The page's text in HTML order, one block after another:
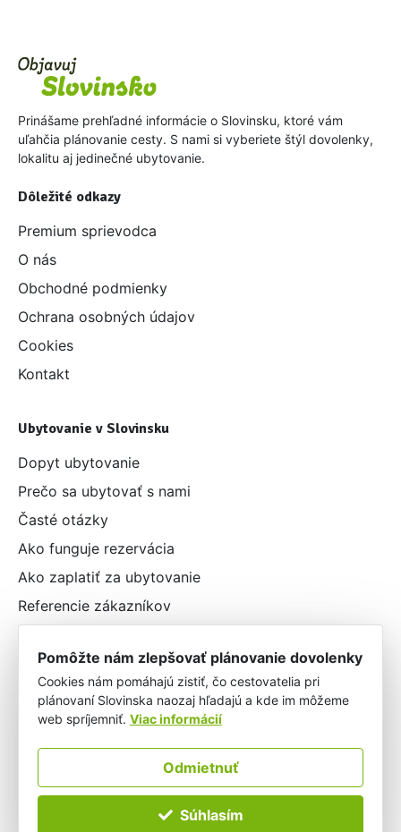
Prinášame prehľadné informácie o Slovinsku, ktoré vám
uľahčia plánovanie cesty. S nami si vyberiete štýl dovolenky,
lokalitu aj jedinečné ubytovanie.
Dôležité odkazy
Premium sprievodca
O nás
Obchodné podmienky
Ochrana osobných údajov
Cookies
Kontakt
Ubytovanie v Slovinsku
Dopyt ubytovanie
Prečo sa ubytovať s nami
Časté otázky
Ako funguje rezervácia
Ako zaplatiť za ubytovanie
Referencie zákazníkov
Sociálne siete
Facebook stránka
Facebook skupina
Instagram
2026 © Objavuj Slovinsko – Všetky práva vyhradené
Pomôžte nám zlepšovať plánovanie dovolenky
Cookies nám pomáhajú zistiť, čo cestovatelia pri
plánovaní Slovinska naozaj hľadajú a kde im môžeme
web spríjemniť. Viac informácií
Odmietnuť
Súhlasím